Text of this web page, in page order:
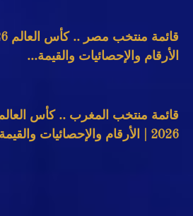
الأرقام والإحصائيات والقيمة...
قائمة منتخب المغرب .. كأس
2026 | الأرقام والإحصائيات والقيمة...